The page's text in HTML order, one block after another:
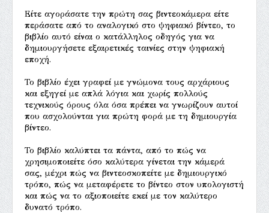
Είτε αγοράσατε την πρώτη σας βιντεοκάμερα είτε
περάσατε από το αναλογικό στο ψηφιακό βίντεο, το
βιβλίο αυτό είναι ο κατάλληλος οδηγός για να
δημιουργήσετε εξαιρετικές ταινίες στην ψηφιακή
εποχή.
Το βιβλίο έχει γραφεί με γνώμονα τους αρχάριους
και εξηγεί με απλά λόγια και χωρίς πολλούς
τεχνικούς όρους όλα όσα πρέπει να γνωρίζουν αυτοί
που ασχολούνται για πρώτη φορά με τη δημιουργία
βίντεο.
Το βιβλίο καλύπτει τα πάντα, από το πώς να
χρησιμοποιείτε όσο καλύτερα γίνεται την κάμερά
σας, μέχρι πώς να βιντεοσκοπείτε με δημιουργικό
τρόπο, πώς να μεταφέρετε το βίντεο στον υπολογιστή
και πώς να το αξιοποιείτε εκεί με τον καλύτερο
δυνατό τρόπο.